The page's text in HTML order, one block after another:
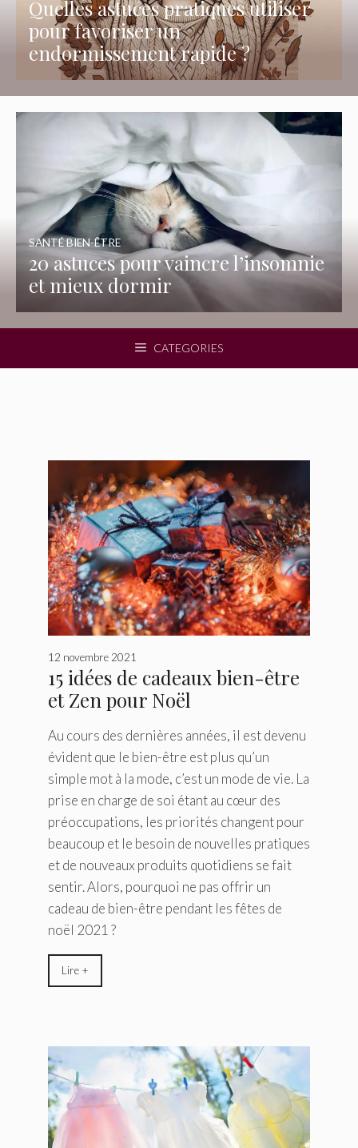
Quelles astuces pratiques utiliser
pour favoriser un
endormissement rapide ?
20 astuces pour vaincre l’insomnie
et mieux dormir
SANTÉ BIEN-ÊTRE
CATEGORIES
15 idées de cadeaux bien-être
et Zen pour Noël
12 novembre 2021
Au cours des dernières années, il est devenu
évident que le bien-être est plus qu’un
simple mot à la mode, c’est un mode de vie. La
prise en charge de soi étant au cœur des
préoccupations, les priorités changent pour
beaucoup et le besoin de nouvelles pratiques
et de nouveaux produits quotidiens se fait
sentir. Alors, pourquoi ne pas offrir un
cadeau de bien-être pendant les fêtes de
noël 2021 ?
Lire +